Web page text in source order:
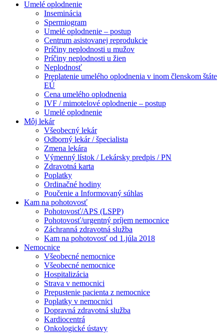
Umelé oplodnenie
Inseminácia
Spermiogram
Umelé oplodnenie – postup
Centrum asistovanej reprodukcie
Príčiny neplodnosti u mužov
Príčiny neplodnosti u žien
Neplodnosť
Preplatenie umelého oplodnenia v inom členskom štáte
EÚ
Cena umelého oplodnenia
IVF / mimotelové oplodnenie – postup
Umelé oplodnenie
Môj lekár
Všeobecný lekár
Odborný lekár / špecialista
Zmena lekára
Výmenný lístok / Lekársky predpis / PN
Zdravotná karta
Poplatky
Ordinačné hodiny
Poučenie a Informovaný súhlas
Kam na pohotovosť
Pohotovosť/APS (LSPP)
Pohotovosť/urgentný príjem nemocnice
Záchranná zdravotná služba
Kam na pohotovosť od 1.júla 2018
Nemocnice
Všeobecné nemocnice
Všeobecné nemocnice
Hospitalizácia
Strava v nemocnici
Prepustenie pacienta z nemocnice
Poplatky v nemocnici
Dopravná zdravotná služba
Kardiocentrá
Onkologické ústavy